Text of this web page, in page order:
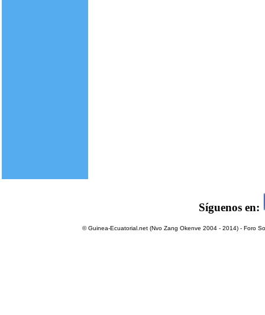
Síguenos en:
© Guinea-Ecuatorial.net (Nvo Zang Okenve 2004 - 2014) - Foro